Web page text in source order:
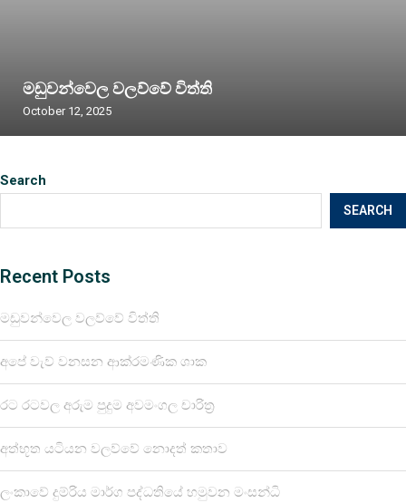
Search
SEARCH
Recent Posts
මඩුවන්වෙල වලව්වේ විත්ති
අපේ වැව් වනසන ආක්රමණික ශාක
රට රටවල අරුම පුදුම අවමංගල චාරිත්‍ර
අත්භූත යටියන වලව්වේ නොදත් කතාව
ලංකාවේ දුම්රිය මාර්ග පද්ධතියේ හමුවන මංසන්ධි
මඩුවන්වෙල වලව්වේ විත්ති
October 12, 2025